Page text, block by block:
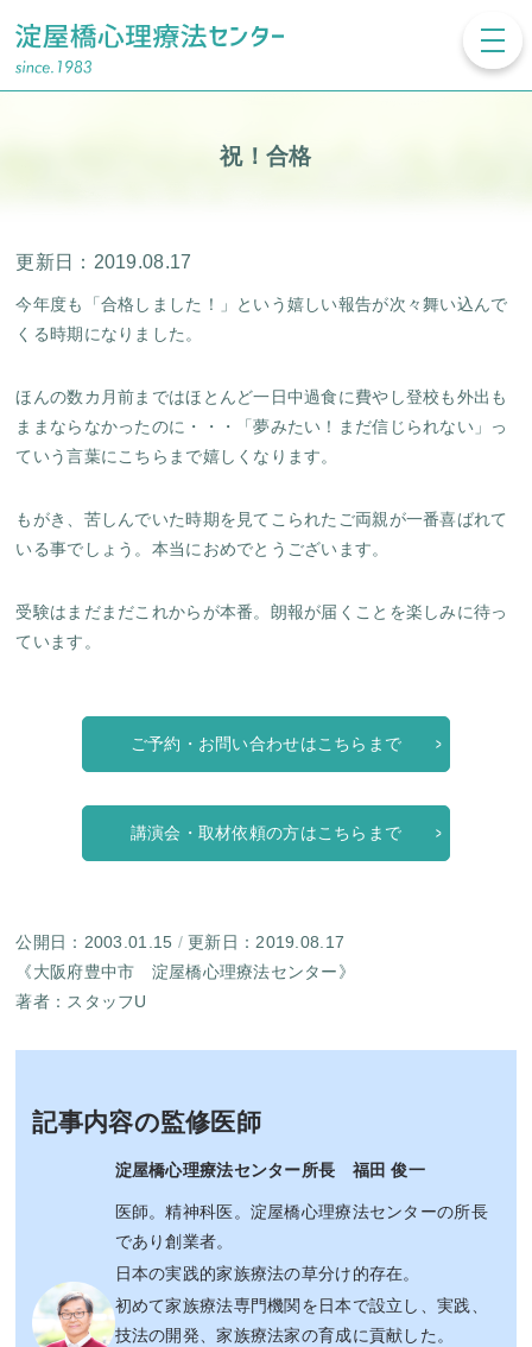
祝！合格
更新日：2019.08.17
今年度も「合格しました！」という嬉しい報告が次々舞い込んで
くる時期になりました。
ほんの数カ月前まではほとんど一日中過食に費やし登校も外出も
ままならなかったのに・・・「夢みたい！まだ信じられない」っ
ていう言葉にこちらまで嬉しくなります。
もがき、苦しんでいた時期を見てこられたご両親が一番喜ばれて
いる事でしょう。本当におめでとうございます。
受験はまだまだこれからが本番。朗報が届くことを楽しみに待っ
ています。
ご予約・お問い合わせはこちらまで
講演会・取材依頼の方はこちらまで
公開日：2003.01.15 /更新日：2019.08.17
《大阪府豊中市 淀屋橋心理療法センター》
著者： スタッフU
記事内容の監修医師
淀屋橋心理療法センター所長 福田 俊一
医師。精神科医。淀屋橋心理療法センターの所長
であり創業者。
日本の実践的家族療法の草分け的存在。
初めて家族療法専門機関を日本で設立し、実践、
技法の開発、家族療法家の育成に貢献した。